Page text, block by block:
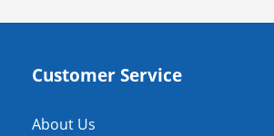
Customer Service
About Us